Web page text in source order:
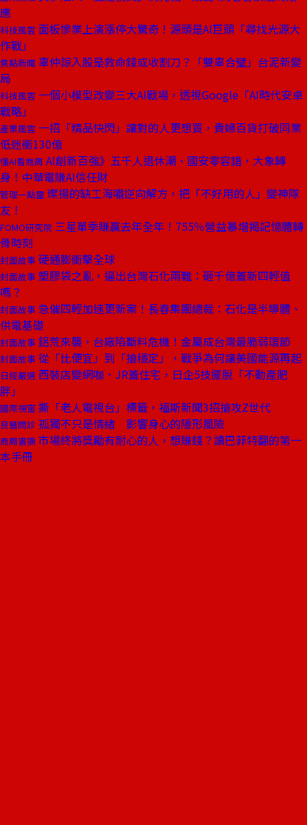
應
科技風雲 面板慘業上演漲停大驚奇！源頭是AI巨頭「尋找光源大
作戰」
焦點新聞 辜仲諒入股是救命錢或收割刀？「雙辜合璧」台泥新變
局
科技風雲 一個小模型改變三大AI戰場，透視Google「AI時代安卓
戰略」
產業風雲 一招「精品快閃」讓對的人更想買，貴婦百貨打破同業
低迷衝130億
懂AI看商周 AI創新百強》五千人退休潮、國安零容錯，大象轉
身！中華電賺AI信任財
管理一點靈 璨揚的缺工海嘯逆向解方，把「不好用的人」變神隊
友！
FOMO研究院 三星單季賺贏去年全年！755％營益暴增揭記憶體轉
骨時刻
封面故事 硬通膨衝擊全球
封面故事 塑膠袋之亂，逼出台灣石化兩難：砸千億蓋新四輕值
嗎？
封面故事 急催四輕加速更新案！長春集團總裁：石化是半導體、
供電基礎
封面故事 鋁荒來襲，台廠陷斷料危機！金屬成台灣最脆弱環節
封面故事 從「比便宜」到「搶穩定」，戰爭為何讓美國能源再起
日經嚴選 西裝店變網咖、JR蓋住宅，日企5技擺脫「不動產肥
胖」
國際視窗 撕「老人電視台」標籤，福斯新聞3招搶攻Z世代
良醫問診 孤獨不只是情緒 影響身心的隱形風險
商周書摘 市場終將獎勵有耐心的人，想賺錢？讀巴菲特翻的第一
本手冊